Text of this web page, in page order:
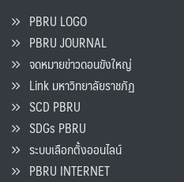
PBRU LOGO
PBRU JOURNAL
จดหมายข่าวดอนขังใหญ่
Link มหาวิทยาลัยราชภัฏ
SCD PBRU
SDGs PBRU
ระบบเลือกตั้งออนไลน์
PBRU INTERNET